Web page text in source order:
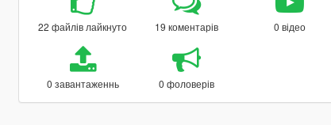
22 файлів лайкнуто 19 коментарів 0 відео
0 завантаженнь 0 фоловерів